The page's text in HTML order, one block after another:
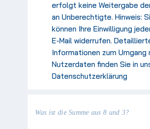
erfolgt keine Weitergabe
an Unberechtigte. Hinweis:
können Ihre Einwilligung
E-Mail widerrufen.
Informationen zum Umgang
Nutzerdaten finden Sie in
Datenschutzerklärung
Was ist die Summe aus 8 und 3?